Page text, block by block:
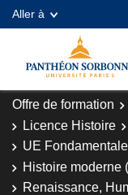
Aller à
Offre de formation
Licence Histoire
UE Fondamentale
Histoire moderne
Renaissance,